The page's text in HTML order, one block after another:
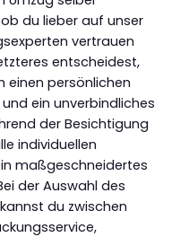
du lieber auf unser
vertrauen
entscheidest,
einen persönlichen
ein unverbindliches
der Besichtigung
individuellen
maßgeschneidertes
der Auswahl des
du zwischen